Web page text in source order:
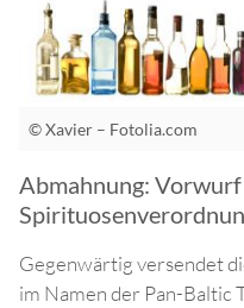
© Xavier – Fotolia.com
Abmahnung:
Gegenwärtig versendet
im Namen der Pan-Baltic